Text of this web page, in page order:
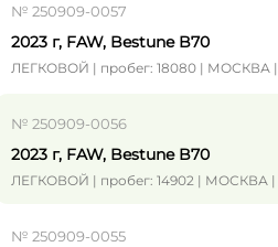
№ 250909-0057
2023 г, FAW, Bestune B70
ЛЕГКОВОЙ | пробег: 18080 | МОСКВА |
№ 250909-0056
2023 г, FAW, Bestune B70
ЛЕГКОВОЙ | пробег: 14902 | МОСКВА |
№ 250909-0055